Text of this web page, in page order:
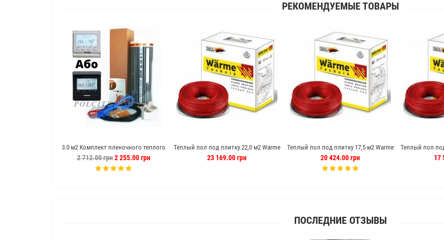
РЕКОМЕНДУЕМЫЕ ТОВАРЫ
3.0 м2 Комплект пленочного теплого
пола hot film теплый пол отзывы
2 712.00 грн2 255.00 грн
Теплый пол под плитку 22,0 м2 Warme
220 м кабель (Германия)
23 169.00 грн
Теплый пол под плитку 17,5 м2 Warme
175 м кабель (Германия)
20 424.00 грн
Теплый пол
140 м17
ПОСЛЕДНИЕ ОТЗЫВЫ